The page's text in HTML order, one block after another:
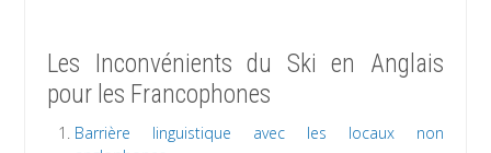
Les Inconvénients du Ski en Anglais
pour les Francophones
Barrière linguistique avec les locaux non